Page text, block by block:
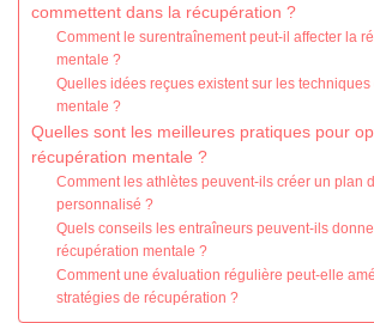
commettent dans la récupération ?
Comment le surentraînement peut-il affecter la
mentale ?
Quelles idées reçues existent sur les
mentale ?
Quelles sont les meilleures pratiques pour
récupération mentale ?
Comment les athlètes peuvent-ils créer un plan
personnalisé ?
Quels conseils les entraîneurs peuvent-ils
récupération mentale ?
Comment une évaluation régulière peut-elle
stratégies de récupération ?